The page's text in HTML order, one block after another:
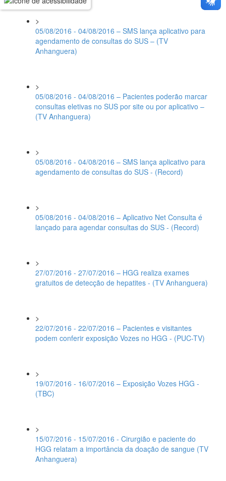
>
05/08/2016 - 04/08/2016 – SMS lança aplicativo para
agendamento de consultas do SUS – (TV
Anhanguera)
>
05/08/2016 - 04/08/2016 – Pacientes poderão marcar
consultas eletivas no SUS por site ou por aplicativo –
(TV Anhanguera)
>
05/08/2016 - 04/08/2016 – SMS lança aplicativo para
agendamento de consultas do SUS - (Record)
>
05/08/2016 - 04/08/2016 – Aplicativo Net Consulta é
lançado para agendar consultas do SUS - (Record)
>
27/07/2016 - 27/07/2016 – HGG realiza exames
gratuitos de detecção de hepatites - (TV Anhanguera)
>
22/07/2016 - 22/07/2016 – Pacientes e visitantes
podem conferir exposição Vozes no HGG - (PUC-TV)
>
19/07/2016 - 16/07/2016 – Exposição Vozes HGG -
(TBC)
>
15/07/2016 - 15/07/2016 - Cirurgião e paciente do
HGG relatam a importância da doação de sangue (TV
Anhanguera)